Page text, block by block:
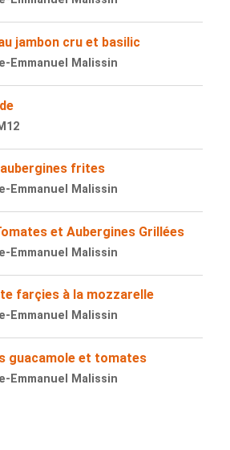
jambon cru et basilic
Emmanuel Malissin
frites
Emmanuel Malissin
et Aubergines Grillées
Emmanuel Malissin
farçies à la mozzarelle
Emmanuel Malissin
guacamole et tomates
Emmanuel Malissin